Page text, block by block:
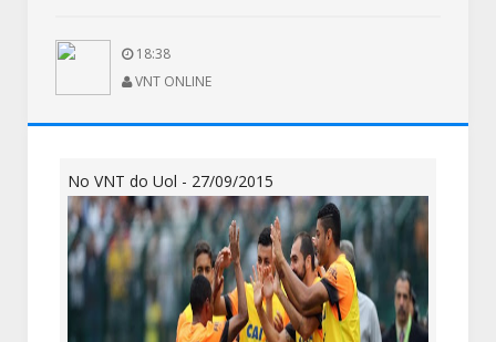
18:38
VNT ONLINE
No VNT do Uol - 27/09/2015